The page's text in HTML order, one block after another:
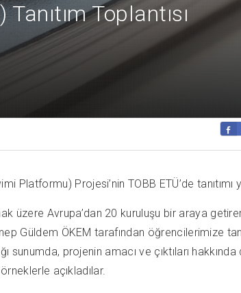
Toplantısı
Projesi’nin TOBB ETÜ’de tanıtımı
üzere Avrupa’dan 20 kuruluşu bir araya
Güldem ÖKEM tarafından öğrencilerimize
projenin amacı ve çıktıları hakkında
açıkladılar.